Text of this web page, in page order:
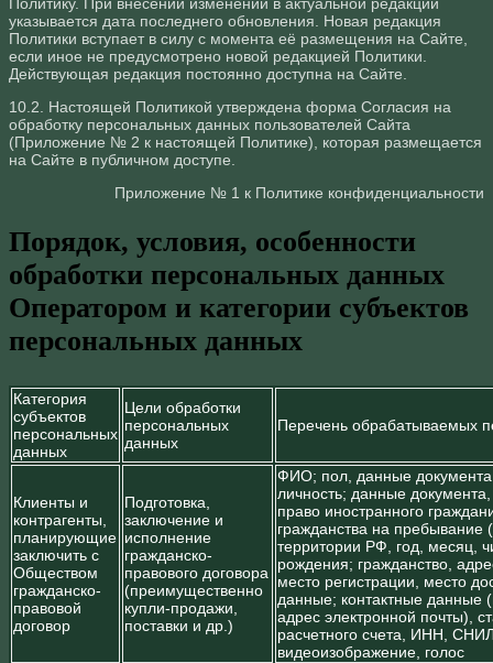
Политику. При внесении изменений в актуальной редакции
указывается дата последнего обновления. Новая редакция
Политики вступает в силу с момента её размещения на Сайте,
если иное не предусмотрено новой редакцией Политики.
Действующая редакция постоянно доступна на Сайте.
10.2. Настоящей Политикой утверждена форма Согласия на
обработку персональных данных пользователей Сайта
(Приложение № 2 к настоящей Политике), которая размещается
на Сайте в публичном доступе.
Приложение № 1 к Политике конфиденциальности
Порядок, условия, особенности
обработки персональных данных
Оператором и категории субъектов
персональных данных
Категория
субъектов
персональных
данных
Цели обработки
персональных
данных
Перечень обрабатываемых
Клиенты и
контрагенты,
планирующие
заключить с
Обществом
гражданско-
правовой
договор
Подготовка,
заключение и
исполнение
гражданско-
правового договора
(преимущественно
купли-продажи,
поставки и др.)
ФИО; пол, данные
личность; данные
право иностранного
гражданства на пребывание
территории РФ, год, месяц,
рождения; гражданство,
место регистрации, место
данные; контактные данные
адрес электронной почты),
расчетного счета, ИНН,
видеоизображение, голос